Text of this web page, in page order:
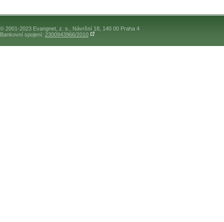
© 2001-2023 Evangnet, z. s., Návršní 18, 140 00 Praha 4
Bankovní spojení: 2300943966/2010